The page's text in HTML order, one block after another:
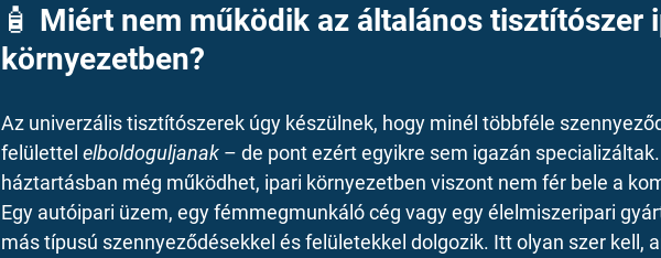
🧴 Miért nem működik az általános tisztítószer
környezetben?
Az univerzális tisztítószerek úgy készülnek, hogy minél többféle
felülettel elboldoguljanak – de pont ezért egyikre sem igazán specializáltak.
háztartásban még működhet, ipari környezetben viszont nem fér bele a
Egy autóipari üzem, egy fémmegmunkáló cég vagy egy élelmiszeripari
más típusú szennyeződésekkel és felületekkel dolgozik. Itt olyan szer kell,